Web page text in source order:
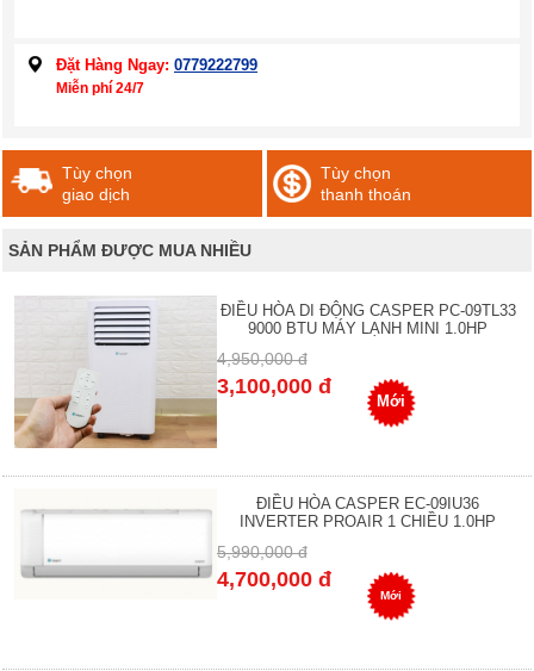
Đặt Hàng Ngay: 0779222799
Miễn phí 24/7
Tùy chọn
giao dịch
Tùy chọn
thanh thoán
SẢN PHẨM ĐƯỢC MUA NHIỀU
ĐIỀU HÒA DI ĐỘNG CASPER PC-09TL33
9000 BTU MÁY LẠNH MINI 1.0HP
4,950,000 đ
3,100,000 đ
Mới
ĐIỀU HÒA CASPER EC-09IU36
INVERTER PROAIR 1 CHIỀU 1.0HP
5,990,000 đ
4,700,000 đ
Mới